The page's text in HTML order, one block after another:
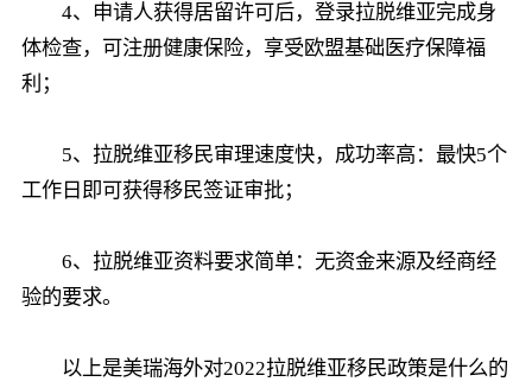
4、申请人获得居留许可后，登录拉脱维亚完成身
体检查，可注册健康保险，享受欧盟基础医疗保障福
利；
5、拉脱维亚移民审理速度快，成功率高：最快5个
工作日即可获得移民签证审批；
6、拉脱维亚资料要求简单：无资金来源及经商经
验的要求。
以上是美瑞海外对2022拉脱维亚移民政策是什么的